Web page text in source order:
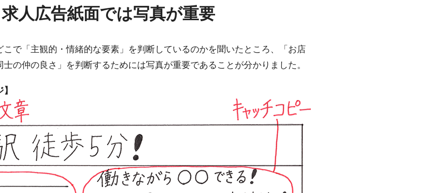
求人広告紙面では写真が重要
こで「主観的・情緒的な要素」を判断しているのかを聞いたところ、「お店
の仲の良さ」を判断するためには写真が重要であることが分かりました。